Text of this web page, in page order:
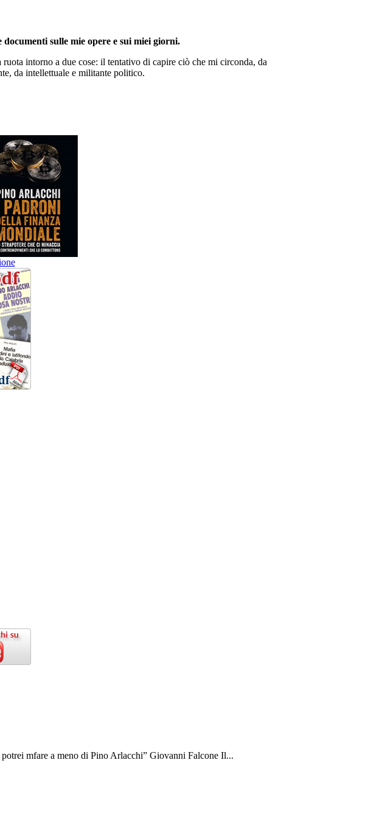
sulle mie opere e sui miei giorni.
intorno a due cose: il tentativo di capire ciò che mi circonda, da
da intellettuale e militante politico.
mfare a meno di Pino Arlacchi” Giovanni Falcone Il...